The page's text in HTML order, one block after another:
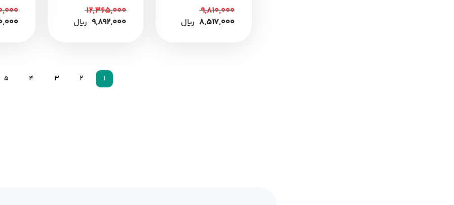
9,810,000
8,517,000 ﷼
12,365,000
9,892,000 ﷼
1
2
3
4
5